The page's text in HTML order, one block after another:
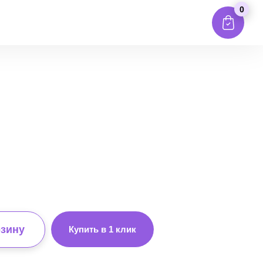
0
Купить в 1 клик